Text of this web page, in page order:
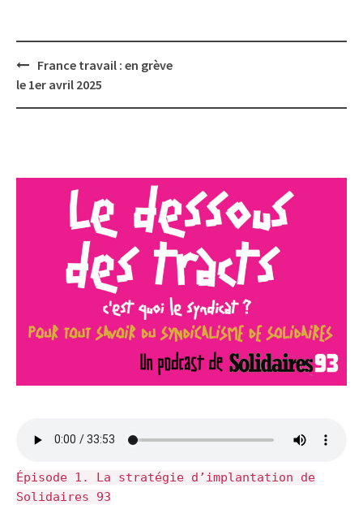
Post
navigation
France travail : en grève
le 1er avril 2025
Épisode 1. La stratégie d’implantation de
Solidaires 93